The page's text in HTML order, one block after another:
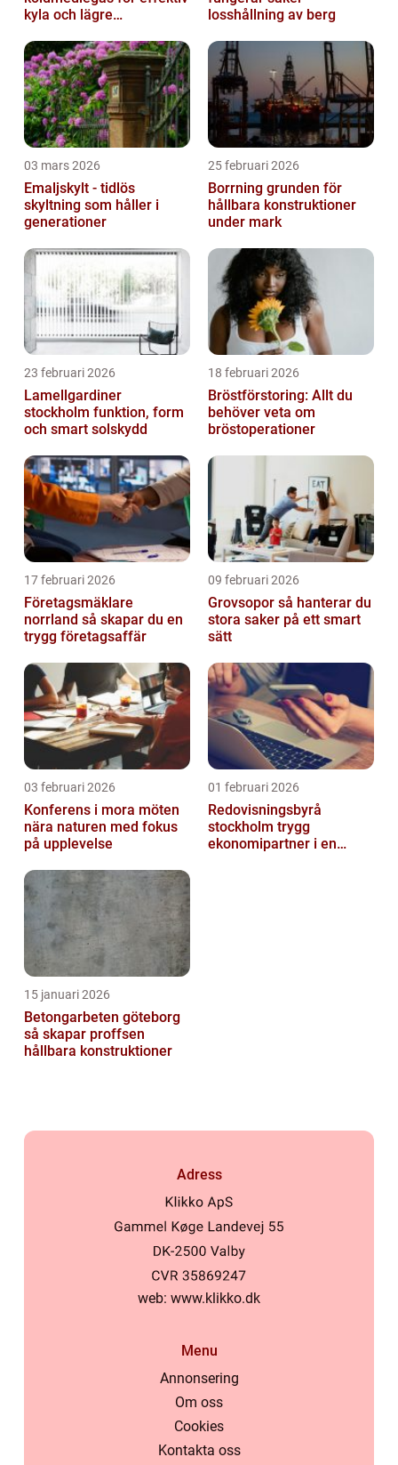
kyla och lägre
losshållning av berg
03 mars 2026
Emaljskylt - tidlös
skyltning som håller i
generationer
25 februari 2026
Borrning grunden för
hållbara konstruktioner
under mark
23 februari 2026
Lamellgardiner
stockholm funktion, form
och smart solskydd
18 februari 2026
Bröstförstoring: Allt du
behöver veta om
bröstoperationer
17 februari 2026
Företagsmäklare
norrland så skapar du en
trygg företagsaffär
09 februari 2026
Grovsopor så hanterar du
stora saker på ett smart
sätt
03 februari 2026
Konferens i mora möten
nära naturen med fokus
på upplevelse
01 februari 2026
Redovisningsbyrå
stockholm trygg
ekonomipartner i en
15 januari 2026
Betongarbeten göteborg
så skapar proffsen
hållbara konstruktioner
Adress
web: www.klikko.dk
Menu
Annonsering
Om oss
Cookies
Kontakta oss